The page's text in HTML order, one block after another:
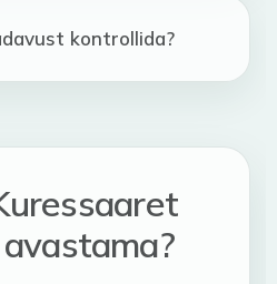
kontrollida?